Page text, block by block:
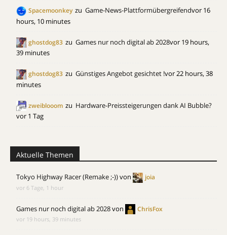
Spacemoonkey zu Game-News-Plattformübergreifendvor 16
hours, 10 minutes
ghostdog83 zu Games nur noch digital ab 2028vor 19 hours,
39 minutes
ghostdog83 zu Günstiges Angebot gesichtet !vor 22 hours, 38
minutes
zweiblooom zu Hardware-Preissteigerungen dank AI Bubble?
vor 1 Tag
Aktuelle Themen
Tokyo Highway Racer (Remake ;-))von joia
vor 6 Tage, 1 hour
Games nur noch digital ab 2028von ChrisFox
vor 19 hours, 39 minutes